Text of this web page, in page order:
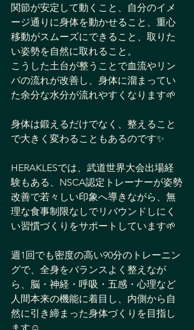
関節が安定して動くこと、自分のイメ
ージ通りに身体を動かせること、重心
移動がスムーズにできること、取りた
い姿勢を自然に取れること。
こうした土台が整うことで血流やリン
パの流れが改善し、身体に溜まってい
た余分な水分が流れやすくなります🌱
身体は鍛えるだけでなく、整えること
で大きく変わることもあるのです✨
HERAKLESでは、武道世界大会出場経
験もある、NSCA認定トレーナーが姿勢
改善で若々しい印象へ導きながら、無
理な食事制限なしでリバウンドしにく
い習慣づくりをサポートしています🌱
週1回でも密度の高い90分のトレーニン
グで、全身をバランスよく整えなが
ら、脳・神経・呼吸・五感・心理など
人間本来の機能に着目し、内側から自
然に引き締まった身体づくりを目指し
ます☺️